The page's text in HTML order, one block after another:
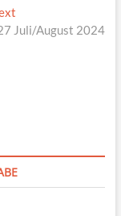
post:
Juli/August 2024